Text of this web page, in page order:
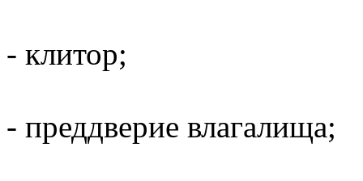
- клитор;
- преддверие влагалища;